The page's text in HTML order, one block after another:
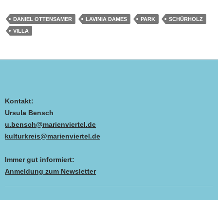
DANIEL OTTENSAMER LAVINIA DAMES PARK
SCHÜRHOLZ
VILLA
Kontakt:
Ursula Bensch
u.bensch@marienviertel.de
kulturkreis@marienviertel.de
Immer gut informiert:
Anmeldung zum Newsletter